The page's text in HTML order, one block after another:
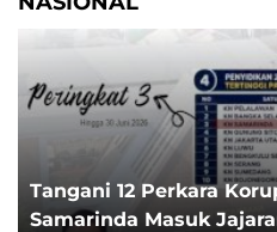
Tangani 12 Perkara
Samarinda Masuk